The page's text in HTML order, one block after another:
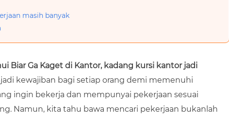
masih banyak
Biar Ga Kaget di Kantor, kadang kursi kantor jadi
kewajiban bagi setiap orang demi memenuhi
ingin bekerja dan mempunyai pekerjaan sesuai
Namun, kita tahu bawa mencari pekerjaan bukanlah